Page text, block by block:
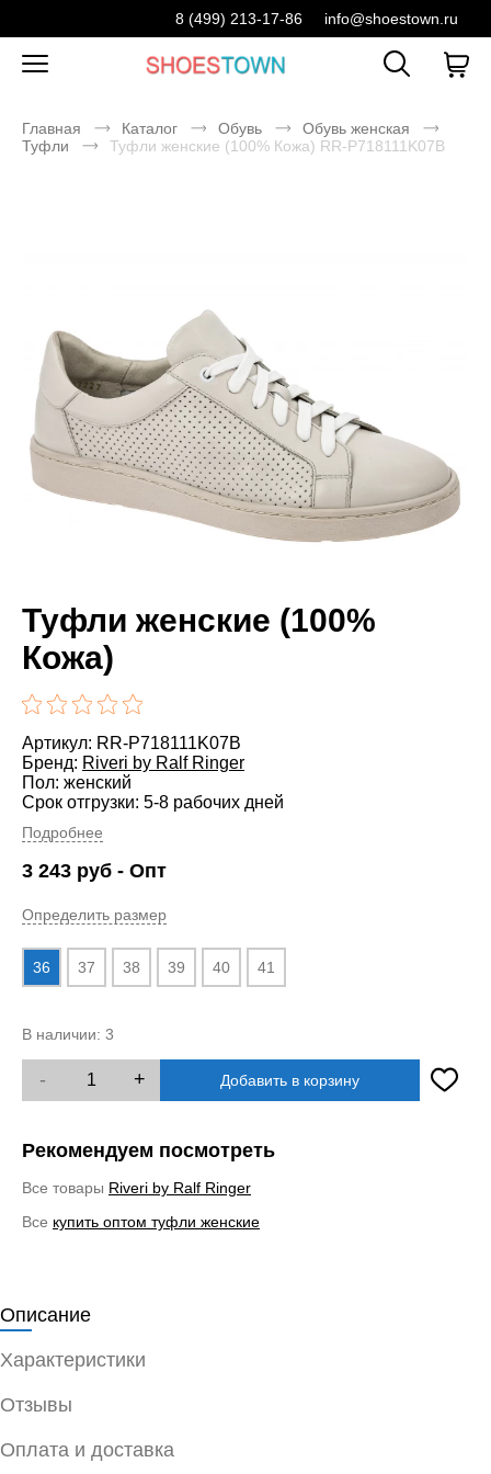
8 (499) 213-17-86 info@shoestown.ru
Главная Каталог Обувь
Обувь женская
Туфли
Туфли женские (100% Кожа) RR-P718111K07B
Туфли женские (100%
Кожа)
Артикул: RR-P718111K07B
Бренд: Riveri by Ralf Ringer
Пол: женский
Срок отгрузки: 5-8 рабочих дней
Подробнее
3 243 руб - Опт
Определить размер
36 37 38 39 40 41
В наличии: 3
- + Добавить в корзину
Рекомендуем посмотреть
Все товары Riveri by Ralf Ringer
Все купить оптом туфли женские
Описание
Характеристики
Отзывы
Оплата и доставка